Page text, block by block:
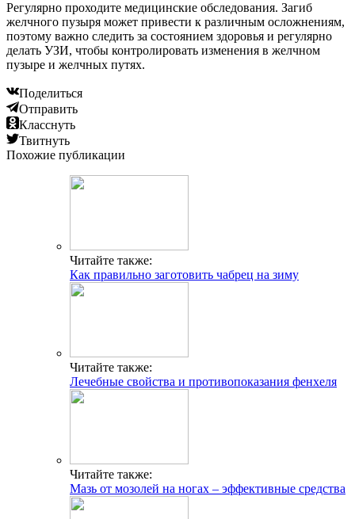
Регулярно проходите медицинские обследования. Загиб
желчного пузыря может привести к различным осложнениям,
поэтому важно следить за состоянием здоровья и регулярно
делать УЗИ, чтобы контролировать изменения в желчном
пузыре и желчных путях.
Поделиться
Отправить
Класснуть
Твитнуть
Похожие публикации
Читайте также:
Как правильно заготовить чабрец на зиму
Читайте также:
Лечебные свойства и противопоказания фенхеля
Читайте также:
Мазь от мозолей на ногах – эффективные средства